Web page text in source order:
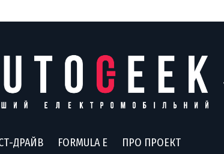
ДРАЙВ FORMULA E ПРО ПРОЕКТ